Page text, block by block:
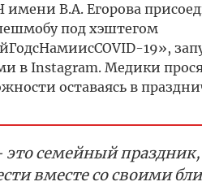
В.А. Егорова
под хэштегом
19»,
в Instagram. Медики
оставаясь в
это семейный
вместе со своими